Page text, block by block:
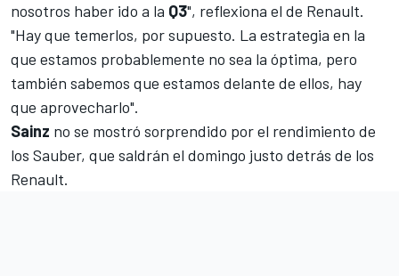
nosotros haber ido a la Q3", reflexiona el de Renault.
"Hay que temerlos, por supuesto. La estrategia en la
que estamos probablemente no sea la óptima, pero
también sabemos que estamos delante de ellos, hay
que aprovecharlo".
Sainz no se mostró sorprendido por el rendimiento de
los Sauber, que saldrán el domingo justo detrás de los
Renault.